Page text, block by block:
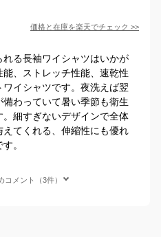
価格と在庫を楽天でチェック >>
る長袖ワイシャツはいかが
、ストレッチ性能、速乾性
イシャツです。夜洗えば翌
わっていて暑い季節も衛生
細すぎないデザインで全体
てくれる、伸縮性にも優れ
。
コメント（3件）